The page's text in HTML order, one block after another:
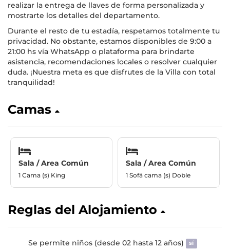
realizar la entrega de llaves de forma personalizada y
mostrarte los detalles del departamento.
Durante el resto de tu estadía, respetamos totalmente tu
privacidad. No obstante, estamos disponibles de 9:00 a
21:00 hs vía WhatsApp o plataforma para brindarte
asistencia, recomendaciones locales o resolver cualquier
duda. ¡Nuestra meta es que disfrutes de la Villa con total
tranquilidad!
Camas
Sala / Area Común
1 Cama (s) King
Sala / Area Común
1 Sofá cama (s) Doble
Reglas del Alojamiento
Se permite niños (desde 02 hasta 12 años) sí